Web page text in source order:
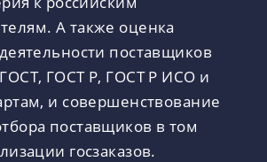
А также оценка
поставщиков
ГОСТ Р, ГОСТ Р ИСО и
и совершенствование
поставщиков в том
госзаказов.